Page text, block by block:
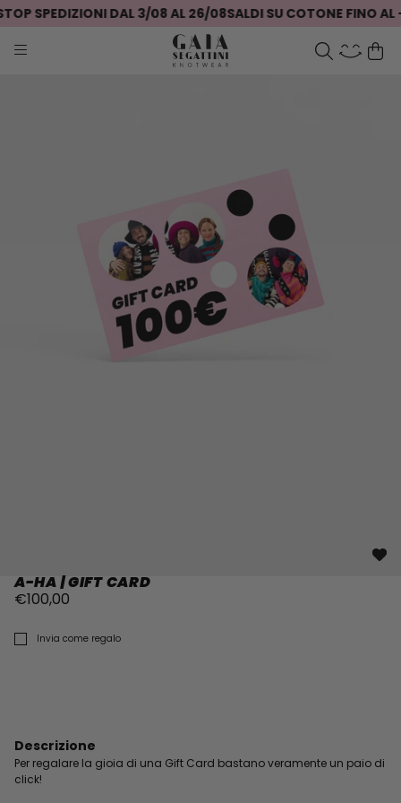
SPEDIZIONI DAL 3/08 AL 26/08SALDI SU COTONE FINO AL -
Descrizione
Per regalare la gioia di una Gift Card bastano veramente un paio di
click!
A-HA | GIFT CARD
€100,00
Invia come regalo